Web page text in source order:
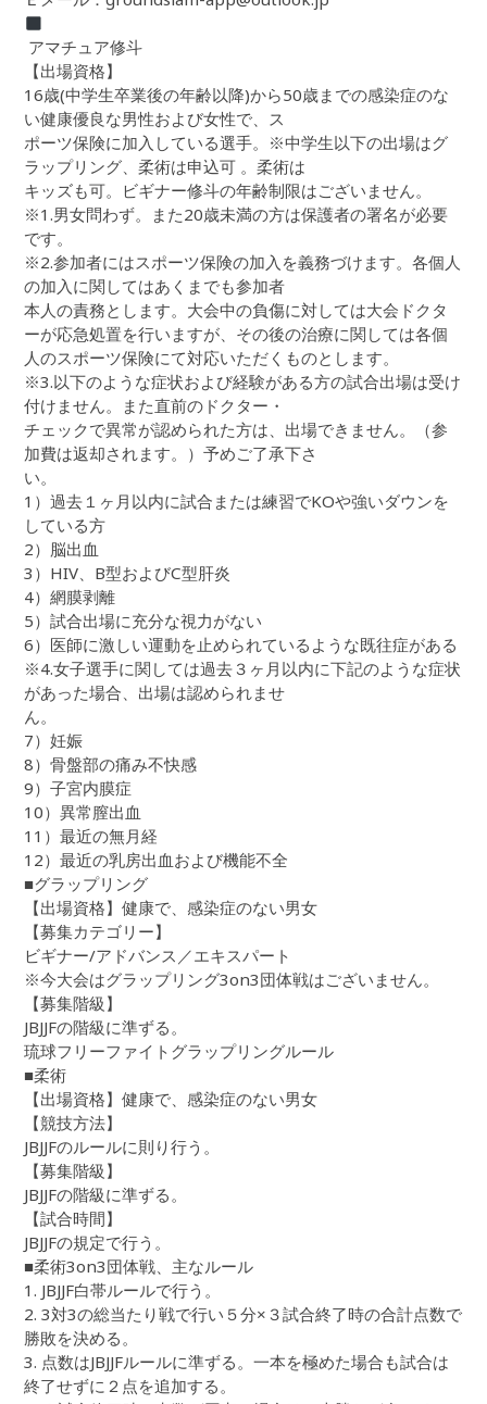
︎ アマチュア修斗
【出場資格】
16歳(中学生卒業後の年齢以降)から50歳までの感染症のな
い健康優良な男性および女性で、ス
ポーツ保険に加入している選手。※中学生以下の出場はグ
ラップリング、柔術は申込可 。柔術は
キッズも可。ビギナー修斗の年齢制限はございません。
※1.男女問わず。また20歳未満の方は保護者の署名が必要
です。
※2.参加者にはスポーツ保険の加入を義務づけます。各個人
の加入に関してはあくまでも参加者
本人の責務とします。大会中の負傷に対しては大会ドクタ
ーが応急処置を行いますが、その後の治療に関しては各個
人のスポーツ保険にて対応いただくものとします。
※3.以下のような症状および経験がある方の試合出場は受け
付けません。また直前のドクター・
チェックで異常が認められた方は、出場できません。（参
加費は返却されます。）予めご了承下さ
い。
1）過去１ヶ月以内に試合または練習でKOや強いダウンを
している方
2）脳出血
3）HIV、B型およびC型肝炎
4）網膜剥離
5）試合出場に充分な視力がない
6）医師に激しい運動を止められているような既往症がある
※4.女子選手に関しては過去３ヶ月以内に下記のような症状
があった場合、出場は認められませ
ん。
7）妊娠
8）骨盤部の痛み不快感
9）子宮内膜症
10）異常膣出血
11）最近の無月経
12）最近の乳房出血および機能不全
■グラップリング
【出場資格】健康で、感染症のない男女
【募集カテゴリー】
ビギナー/アドバンス／エキスパート
※今大会はグラップリング3on3団体戦はございません。
【募集階級】
JBJJFの階級に準ずる。
琉球フリーファイトグラップリングルール
■柔術
【出場資格】健康で、感染症のない男女
【競技方法】
JBJJFのルールに則り行う。
【募集階級】
JBJJFの階級に準ずる。
【試合時間】
JBJJFの規定で行う。
■柔術3on3団体戦、主なルール
1. JBJJF白帯ルールで行う。
2. 3対3の総当たり戦で行い５分×３試合終了時の合計点数で
勝敗を決める。
3. 点数はJBJJFルールに準ずる。一本を極めた場合も試合は
終了せずに２点を追加する。